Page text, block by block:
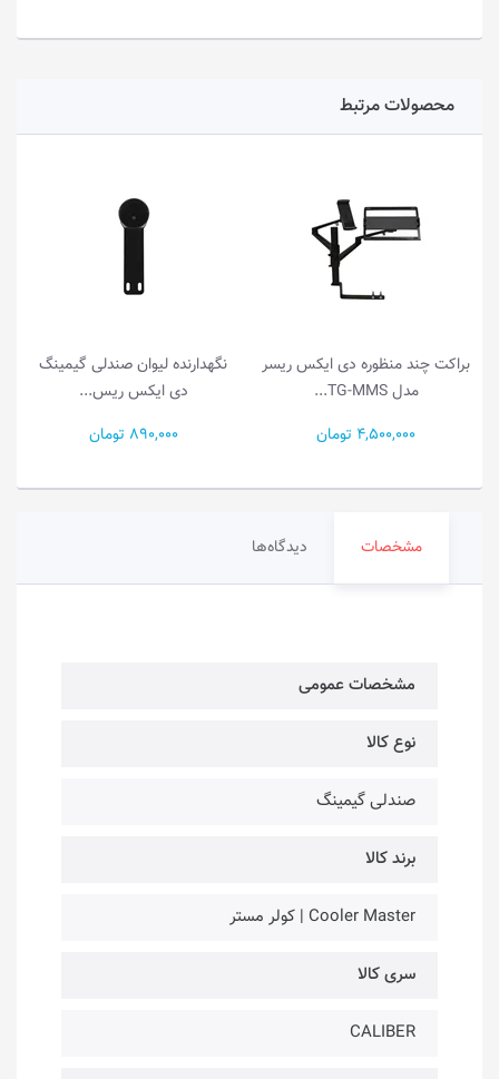
محصولات مرتبط
چند منظوره دی ایکس ریسر
4,500,000 تومان
نگهدارنده لیوان صندلی گیمینگ
دی ایکس ریس...
890,000 تومان
مشخصات دیدگاه‌ها
مشخصات عمومی
نوع کالا
صندلی گیمینگ
برند کالا
Cooler Master | کولر مستر
سری کالا
CALIBER